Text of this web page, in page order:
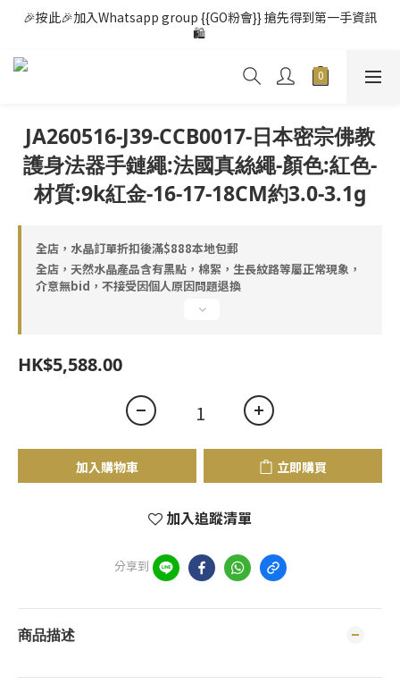
🎉按此🎉加入Whatsapp group {{GO粉會}} 搶先得到第一手資訊
🛍️
JA260516-J39-CCB0017-日本密宗佛教
護身法器手鏈繩:法國真絲繩-顏色:紅色-
材質:9k紅金-16-17-18CM約3.0-3.1g
全店，水晶訂單折扣後滿$888本地包郵
全店，天然水晶產品含有黑點，棉絮，生長紋路等屬正常現象，
介意無bid，不接受因個人原因問題退換
HK$5,588.00
加入購物車 立即購買
加入追蹤清單
分享到
商品描述